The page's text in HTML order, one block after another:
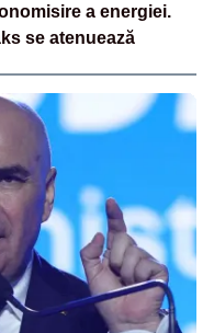
a energiei.
se atenuează